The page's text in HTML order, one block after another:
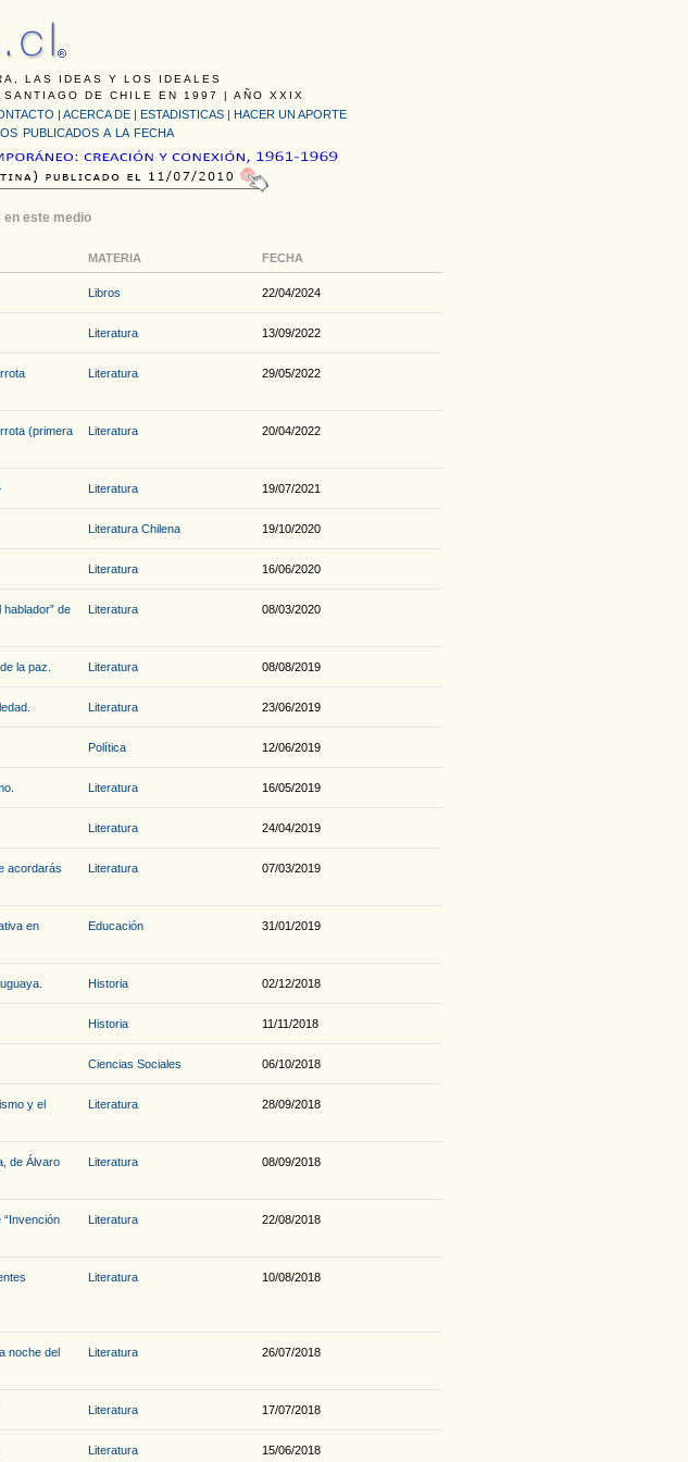
LAS IDEAS Y LOS IDEALES
SANTIAGO DE CHILE EN 1997 | AÑO XXIX
| ACERCA DE | ESTADISTICAS | HACER UN APORTE
PUBLICADOS A LA FECHA
este medio
MATERIA FECHA
Libros 22/04/2024
Literatura 13/09/2022
Literatura 29/05/2022
(primera
Literatura 20/04/2022
Literatura 19/07/2021
Literatura Chilena 19/10/2020
Literatura 16/06/2020
hablador” de
Literatura 08/03/2020
la paz. Literatura 08/08/2019
Literatura 23/06/2019
Política 12/06/2019
Literatura 16/05/2019
Literatura 24/04/2019
acordarás
Literatura 07/03/2019
en
Educación 31/01/2019
Historia 02/12/2018
Historia 11/11/2018
Ciencias Sociales 06/10/2018
y el
Literatura 28/09/2018
de Álvaro
Literatura 08/09/2018
Literatura 22/08/2018
Literatura 10/08/2018
noche del
Literatura 26/07/2018
Literatura 17/07/2018
Literatura 15/06/2018